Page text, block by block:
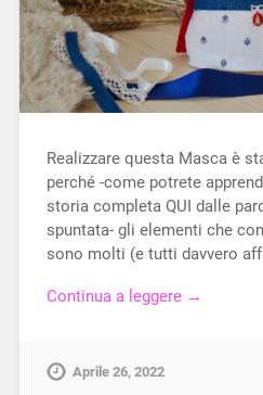
Realizzare questa Masca è
perché -come potrete
storia completa QUI dalle
spuntata- gli elementi che
sono molti (e tutti davvero
Continua a leggere →
Aprile 26, 2022